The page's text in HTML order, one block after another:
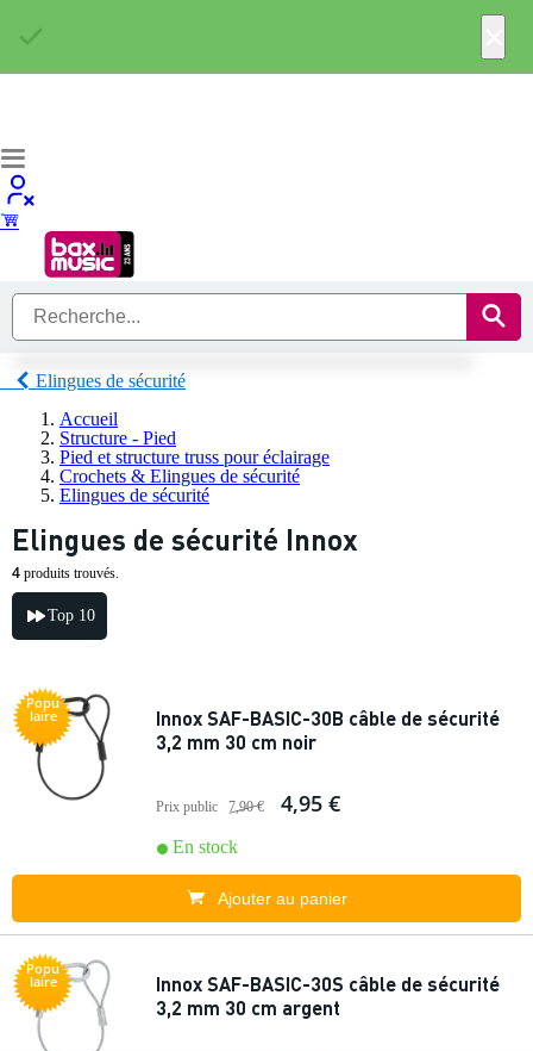
Elingues de sécurité
Accueil
Structure - Pied
Pied et structure truss pour éclairage
Crochets & Elingues de sécurité
Elingues de sécurité
Elingues de sécurité Innox
4 produits trouvés.
Top 10
Popu
laire
Innox SAF-BASIC-30B câble de sécurité
3,2 mm 30 cm noir
Prix public 7,90 € 4,95 €
En stock
Ajouter au panier
Popu
laire
Innox SAF-BASIC-30S câble de sécurité
3,2 mm 30 cm argent